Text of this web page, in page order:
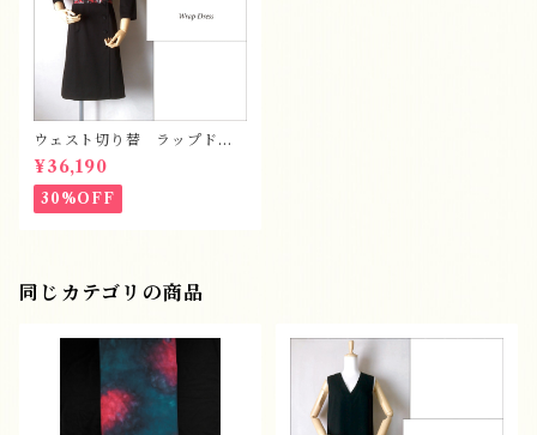
ウェスト切り替 ラップドレ
ス
¥36,190
30%OFF
同じカテゴリの商品